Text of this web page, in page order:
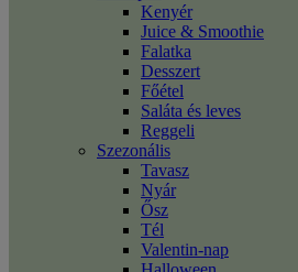
Kenyér
Juice & Smoothie
Falatka
Desszert
Főétel
Saláta és leves
Reggeli
Szezonális
Tavasz
Nyár
Ősz
Tél
Valentin-nap